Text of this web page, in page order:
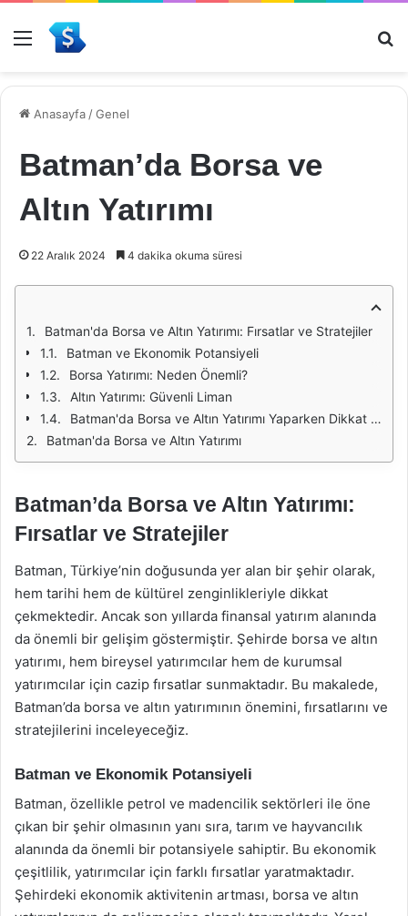
Menü
Anasayfa /Genel
Batman’da Borsa ve
Altın Yatırımı
22 Aralık 2024 4 dakika okuma süresi
Batman'da Borsa ve Altın Yatırımı: Fırsatlar ve Stratejiler
Batman ve Ekonomik Potansiyeli
Borsa Yatırımı: Neden Önemli?
Altın Yatırımı: Güvenli Liman
Batman'da Borsa ve Altın Yatırımı Yaparken Dikkat Edilmesi Gerekenler
Batman'da Borsa ve Altın Yatırımı
Batman’da Borsa ve Altın Yatırımı:
Fırsatlar ve Stratejiler
Batman, Türkiye’nin doğusunda yer alan bir şehir olarak,
hem tarihi hem de kültürel zenginlikleriyle dikkat
çekmektedir. Ancak son yıllarda finansal yatırım alanında
da önemli bir gelişim göstermiştir. Şehirde borsa ve altın
yatırımı, hem bireysel yatırımcılar hem de kurumsal
yatırımcılar için cazip fırsatlar sunmaktadır. Bu makalede,
Batman’da borsa ve altın yatırımının önemini, fırsatlarını ve
stratejilerini inceleyeceğiz.
Batman ve Ekonomik Potansiyeli
Batman, özellikle petrol ve madencilik sektörleri ile öne
çıkan bir şehir olmasının yanı sıra, tarım ve hayvancılık
alanında da önemli bir potansiyele sahiptir. Bu ekonomik
çeşitlilik, yatırımcılar için farklı fırsatlar yaratmaktadır.
Şehirdeki ekonomik aktivitenin artması, borsa ve altın